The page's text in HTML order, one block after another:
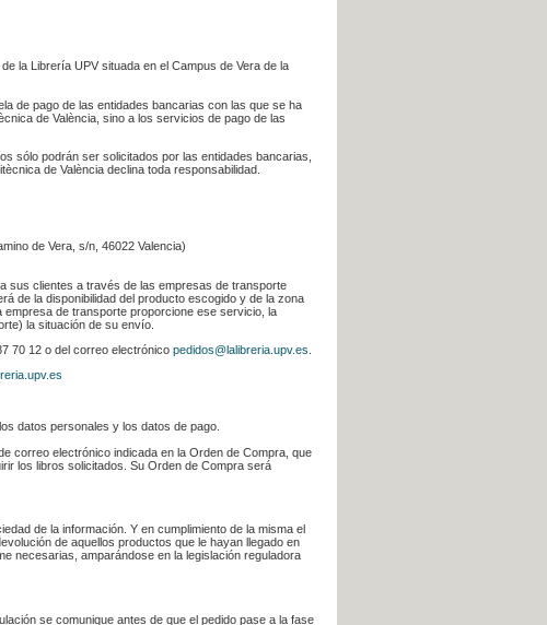
la Librería UPV situada en el Campus de Vera de la
de pago de las entidades bancarias con las que se ha
de València, sino a los servicios de pago de las
sólo podrán ser solicitados por las entidades bancarias,
de València declina toda responsabilidad.
de Vera, s/n, 46022 Valencia)
sus clientes a través de las empresas de transporte
de la disponibilidad del producto escogido y de la zona
de transporte proporcione ese servicio, la
la situación de su envío.
70 12 o del correo electrónico pedidos@lalibreria.upv.es
datos personales y los datos de pago.
correo electrónico indicada en la Orden de Compra, que
los libros solicitados. Su Orden de Compra será
de la información. Y en cumplimiento de la misma el
de aquellos productos que le hayan llegado en
necesarias, amparándose en la legislación reguladora
se comunique antes de que el pedido pase a la fase